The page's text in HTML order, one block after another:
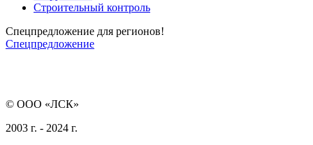
Строительный контроль
Спецпредложение для регионов!
Спецпредложение
© ООО «ЛСК»
2003 г. - 2024 г.